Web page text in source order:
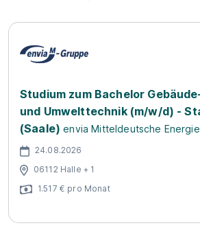
Studium zum Bachelor
und Umwelttechnik (m/w/d) -
(Saale) envia Mitteldeutsche Energie
24.08.2026
06112 Halle + 1
1.517 € pro Monat